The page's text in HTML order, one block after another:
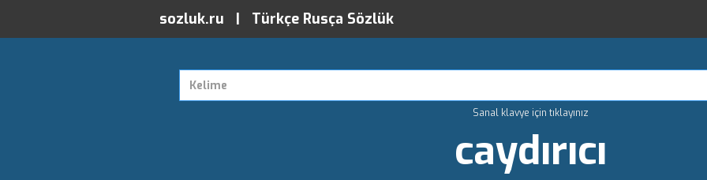
sozluk.ru | Türkçe Rusça Sözlük
Sanal klavye için tıklayınız
caydırıcı